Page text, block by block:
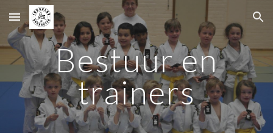
Skip to main content Skip to navigation
Bestuur en
trainers